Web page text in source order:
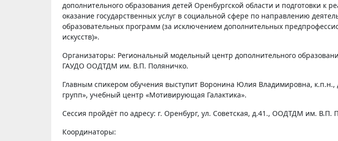
дополнительного образования детей Оренбургской области и подготовки к
оказание государственных услуг в социальной сфере по направлению
образовательных программ (за исключением дополнительных
искусств)».
Организаторы: Региональный модельный центр дополнительного
ГАУДО ООДТДМ им. В.П. Поляничко.
Главным спикером обучения выступит Воронина Юлия Владимировна,
групп», учебный центр «Мотивирующая Галактика».
Сессия пройдёт по адресу: г. Оренбург, ул. Советская, д.41., ООДТДМ им. В.П.
Координаторы: